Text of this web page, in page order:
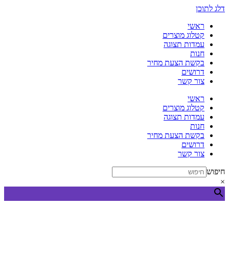
דלג לתוכן
ראשי
קטלוג מוצרים
עמדות תצוגה
חנות
בקשת הצעת מחיר
דרושים
צור קשר
ראשי
קטלוג מוצרים
עמדות תצוגה
חנות
בקשת הצעת מחיר
דרושים
צור קשר
חיפוש
×